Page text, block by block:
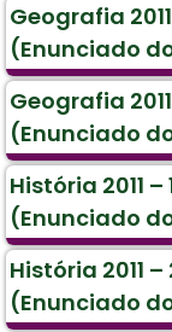
Geografia
(Enunciado
Geografia
(Enunciado
História 2011
(Enunciado
História 2011
(Enunciado